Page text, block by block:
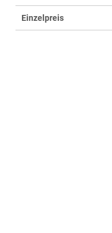
STEIFF
Einzelpreis